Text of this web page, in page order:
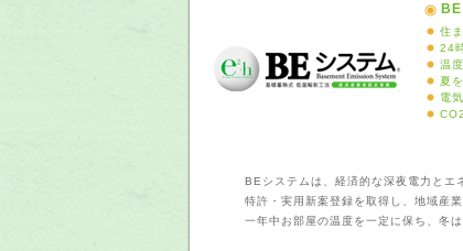
住
24
温
夏
電
BEシステムは、経済的な深夜電力とエ
特許・実用新案登録を取得し、地域産
一年中お部屋の温度を一定に保ち、冬